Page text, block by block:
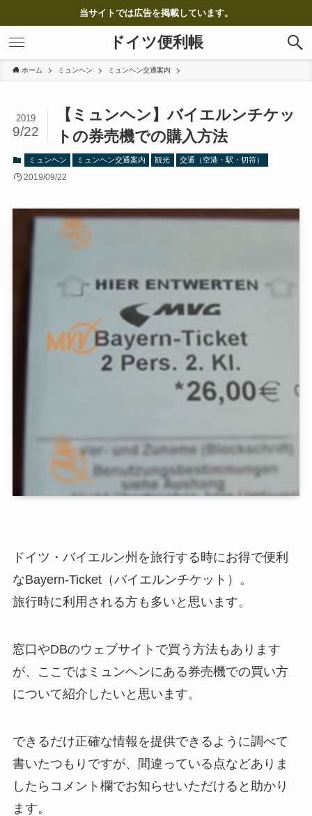
当サイトでは広告を掲載しています。
ドイツ便利帳
ホーム ミュンヘン ミュンヘン交通案内
【ミュンヘン】バイエルンチケッ
トの券売機での購入方法
2019
9/22
ミュンヘン ミュンヘン交通案内 観光 交通（空港・駅・切符）
2019/09/22
ドイツ・バイエルン州を旅行する時にお得で便利
なBayern-Ticket（バイエルンチケット）。
旅行時に利用される方も多いと思います。
窓口やDBのウェブサイトで買う方法もあります
が、ここではミュンヘンにある券売機での買い方
について紹介したいと思います。
できるだけ正確な情報を提供できるように調べて
書いたつもりですが、間違っている点などありま
したらコメント欄でお知らせいただけると助かり
ます。